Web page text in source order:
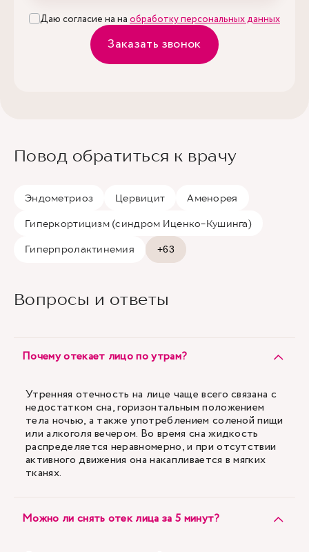
Даю согласие на на обработку персональных данных
Заказать звонок
Повод обратиться к врачу
Эндометриоз Цервицит Аменорея
Гиперкортицизм (синдром Иценко-Кушинга)
Гиперпролактинемия +63
Вопросы и ответы
Почему отекает лицо по утрам?
Утренняя отечность на лице чаще всего связана с
недостатком сна, горизонтальным положением
тела ночью, а также употреблением соленой пищи
или алкоголя вечером. Во время сна жидкость
распределяется неравномерно, и при отсутствии
активного движения она накапливается в мягких
тканях.
Можно ли снять отек лица за 5 минут?